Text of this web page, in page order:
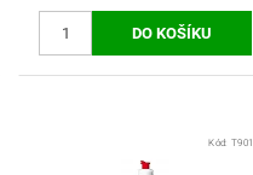
Kód: T901